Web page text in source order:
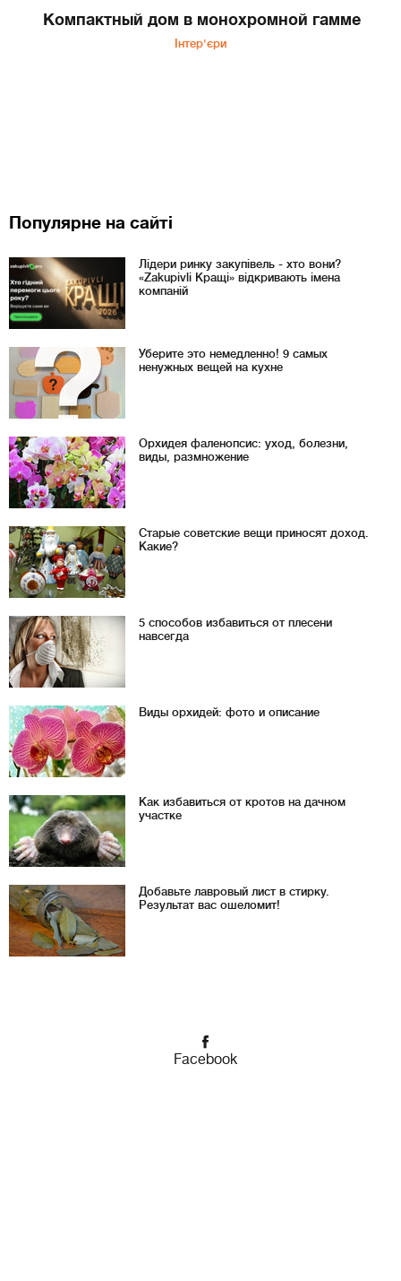
Компактный дом в монохромной гамме
Інтер'єри
Популярне на сайті
Лідери ринку закупівель - хто вони?
«Zakupivli Кращі» відкривають імена
компаній
Уберите это немедленно! 9 самых
ненужных вещей на кухне
Орхидея фаленопсис: уход, болезни,
виды, размножение
Старые советские вещи приносят доход.
Какие?
5 способов избавиться от плесени
навсегда
Виды орхидей: фото и описание
Как избавиться от кротов на дачном
участке
Добавьте лавровый лист в стирку.
Результат вас ошеломит!
Facebook